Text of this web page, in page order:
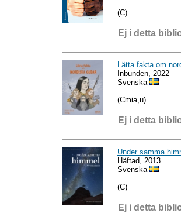
(C)
Ej i detta
Lätta fakta om
Inbunden, 2022
Svenska
(Cmia,u)
Ej i detta
Under samma
Häftad, 2013
Svenska
(C)
Ej i detta